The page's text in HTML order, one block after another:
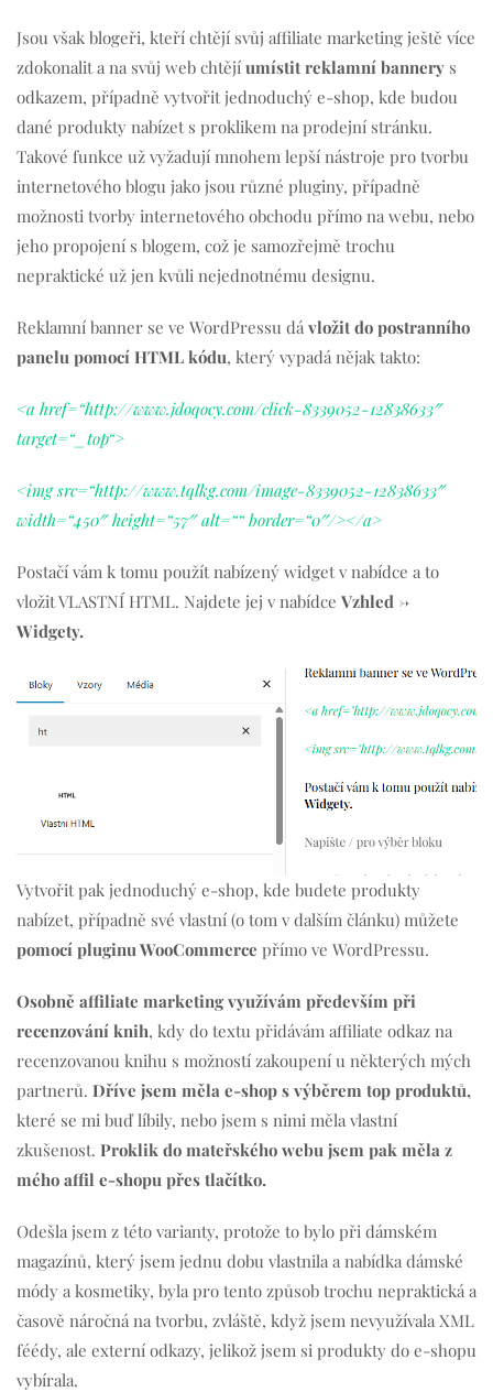
Jsou však blogeři, kteří chtějí svůj affiliate marketing ještě více
zdokonalit a na svůj web chtějí umístit reklamní bannery s
odkazem, případně vytvořit jednoduchý e-shop, kde budou
dané produkty nabízet s proklikem na prodejní stránku.
Takové funkce už vyžadují mnohem lepší nástroje pro tvorbu
internetového blogu jako jsou různé pluginy, případně
možnosti tvorby internetového obchodu přímo na webu, nebo
jeho propojení s blogem, což je samozřejmě trochu
nepraktické už jen kvůli nejednotnému designu.
Reklamní banner se ve WordPressu dá vložit do postranního
panelu pomocí HTML kódu, který vypadá nějak takto:
<a href=“http://www.jdoqocy.com/click-8339052-12838633″
target=“_top“>
<img src=“http://www.tqlkg.com/image-8339052-12838633″
width=“450″ height=“57″ alt=““ border=“0″/></a>
Postačí vám k tomu použít nabízený widget v nabídce a to
vložit VLASTNÍ HTML. Najdete jej v nabídce Vzhled ->
Widgety.
Vytvořit pak jednoduchý e-shop, kde budete produkty
nabízet, případně své vlastní (o tom v dalším článku) můžete
pomocí pluginu WooCommerce přímo ve WordPressu.
Osobně affiliate marketing využívám především při
recenzování knih, kdy do textu přidávám affiliate odkaz na
recenzovanou knihu s možností zakoupení u některých mých
partnerů. Dříve jsem měla e-shop s výběrem top produktů,
které se mi buď líbily, nebo jsem s nimi měla vlastní
zkušenost. Proklik do mateřského webu jsem pak měla z
mého affil e-shopu přes tlačítko.
Odešla jsem z této varianty, protože to bylo při dámském
magazínů, který jsem jednu dobu vlastnila a nabídka dámské
módy a kosmetiky, byla pro tento způsob trochu nepraktická a
časově náročná na tvorbu, zvláště, když jsem nevyužívala XML
féédy, ale externí odkazy, jelikož jsem si produkty do e-shopu
vybírala.